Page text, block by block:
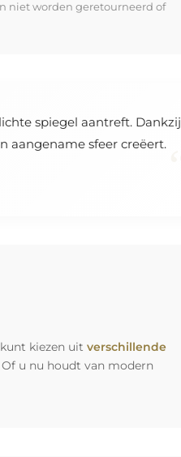
niet worden geretourneerd of
spiegel aantreft. Dankzij
aangename sfeer creëert.
kiezen uit verschillende
u nu houdt van modern